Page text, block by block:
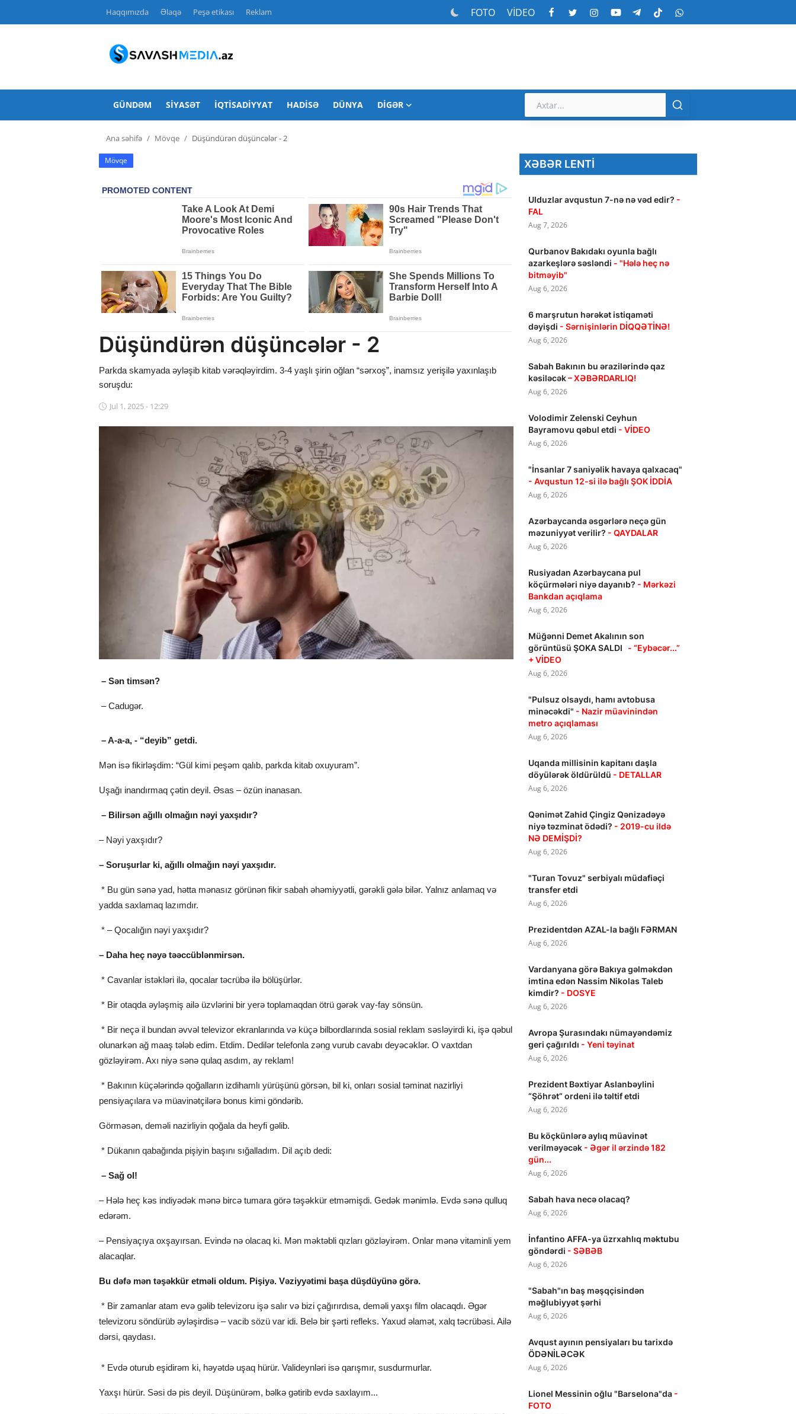
Haqqımızda Əlaqə Peşə etikası Reklam FOTO VİDEO
GÜNDƏM SIYASƏT İQTISADIYYAT HADISƏ DÜNYA DIGƏR
Ana səhifə Mövqe Düşündürən düşüncələr - 2
Mövqe
Düşündürən düşüncələr - 2
Parkda skamyada əyləşib kitab vərəqləyirdim. 3-4 yaşlı şirin oğlan “sərxoş”, inamsız yerişilə yaxınlaşıb
soruşdu:
Jul 1, 2025 - 12:29
– Sən timsən?
– Cadugər.
– A-a-a, - “deyib” getdi.
Mən isə fikirləşdim: “Gül kimi peşəm qalıb, parkda kitab oxuyuram”.
Uşağı inandırmaq çətin deyil. Əsas – özün inanasan.
– Bilirsən ağıllı olmağın nəyi yaxşıdır?
– Nəyi yaxşıdır?
– Soruşurlar ki, ağıllı olmağın nəyi yaxşıdır.
* Bu gün sənə yad, hətta mənasız görünən fikir sabah əhəmiyyətli, gərəkli gələ bilər. Yalnız anlamaq və
yadda saxlamaq lazımdır.
* – Qocalığın nəyi yaxşıdır?
– Daha heç nəyə təəccüblənmirsən.
* Cavanlar istəkləri ilə, qocalar təcrübə ilə bölüşürlər.
* Bir otaqda əyləşmiş ailə üzvlərini bir yerə toplamaqdan ötrü gərək vay-fay sönsün.
* Bir neçə il bundan əvvəl televizor ekranlarında və küçə bilbordlarında sosial reklam səsləyirdi ki, işə qəbul
olunarkən ağ maaş tələb edim. Etdim. Dedilər telefonla zəng vurub cavabı deyəcəklər. O vaxtdan
gözləyirəm. Axı niyə sənə qulaq asdım, ay reklam!
* Bakının küçələrində qoğalların izdihamlı yürüşünü görsən, bil ki, onları sosial təminat nazirliyi
pensiyaçılara və müavinətçilərə bonus kimi göndərib.
Görməsən, deməli nazirliyin qoğala da heyfi gəlib.
* Dükanın qabağında pişiyin başını sığalladım. Dil açıb dedi:
– Sağ ol!
– Hələ heç kəs indiyədək mənə bircə tumara görə təşəkkür etməmişdi. Gedək mənimlə. Evdə sənə qulluq
edərəm.
– Pensiyaçıya oxşayırsan. Evində nə olacaq ki. Mən məktəbli qızları gözləyirəm. Onlar mənə vitaminli yem
alacaqlar.
Bu dəfə mən təşəkkür etməli oldum. Pişiyə. Vəziyyətimi başa düşdüyünə görə.
* Bir zamanlar atam evə gəlib televizoru işə salır və bizi çağırırdısa, deməli yaxşı film olacaqdı. Əgər
televizoru söndürüb əyləşirdisə – vacib sözü var idi. Belə bir şərti refleks. Yaxud əlamət, xalq təcrübəsi. Ailə
dərsi, qaydası.
* Evdə oturub eşidirəm ki, həyətdə uşaq hürür. Valideynləri isə qarışmır, susdurmurlar.
Yaxşı hürür. Səsi də pis deyil. Düşünürəm, bəlkə gətirib evdə saxlayım...
XƏBƏR LENTI
Ulduzlar avqustun 7-nə nə vəd edir? -
FAL
Aug 7, 2026
Qurbanov Bakıdakı oyunla bağlı
azarkeşlərə səsləndi - "Hələ heç nə
bitməyib"
Aug 6, 2026
6 marşrutun hərəkət istiqaməti
dəyişdi - Sərnişinlərin DİQQƏTİNƏ!
Aug 6, 2026
Sabah Bakının bu ərazilərində qaz
kəsiləcək– XƏBƏRDARLIQ!
Aug 6, 2026
Volodimir Zelenski Ceyhun
Bayramovu qəbul etdi - VİDEO
Aug 6, 2026
"İnsanlar 7 saniyəlik havaya qalxacaq"
- Avqustun 12-si ilə bağlı ŞOK İDDİA
Aug 6, 2026
Azərbaycanda əsgərlərə neçə gün
məzuniyyət verilir? - QAYDALAR
Aug 6, 2026
Rusiyadan Azərbaycana pul
köçürmələri niyə dayanıb? - Mərkəzi
Bankdan açıqlama
Aug 6, 2026
Müğənni Demet Akalının son
görüntüsü ŞOKA SALDI - “Eybəcər...”
+ VİDEO
Aug 6, 2026
"Pulsuz olsaydı, hamı avtobusa
minəcəkdi" - Nazir müavinindən
metro açıqlaması
Aug 6, 2026
Uqanda millisinin kapitanı daşla
döyülərək öldürüldü - DETALLAR
Aug 6, 2026
Qənimət Zahid Çingiz Qənizadəyə
niyə təzminat ödədi? - 2019-cu ildə
NƏ DEMİŞDİ?
Aug 6, 2026
"Turan Tovuz" serbiyalı müdafiəçi
transfer etdi
Aug 6, 2026
Prezidentdən AZAL-la bağlı FƏRMAN
Aug 6, 2026
Vardanyana görə Bakıya gəlməkdən
imtina edən Nassim Nikolas Taleb
kimdir? - DOSYE
Aug 6, 2026
Avropa Şurasındakı nümayəndəmiz
geri çağırıldı - Yeni təyinat
Aug 6, 2026
Prezident Bəxtiyar Aslanbəylini
“Şöhrət” ordeni ilə təltif etdi
Aug 6, 2026
Bu köçkünlərə aylıq müavinət
verilməyəcək - Əgər il ərzində 182
gün...
Aug 6, 2026
Sabah hava necə olacaq?
Aug 6, 2026
İnfantino AFFA-ya üzrxahlıq məktubu
göndərdi - SƏBƏB
Aug 6, 2026
"Sabah"ın baş məşqçisindən
məğlubiyyət şərhi
Aug 6, 2026
Avqust ayının pensiyaları bu tarixdə
ÖDƏNİLƏCƏK
Aug 6, 2026
Lionel Messinin oğlu "Barselona"da -
FOTO